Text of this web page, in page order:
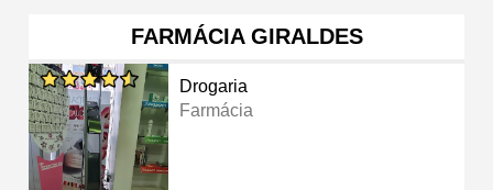
FARMÁCIA GIRALDES
Drogaria
Farmácia